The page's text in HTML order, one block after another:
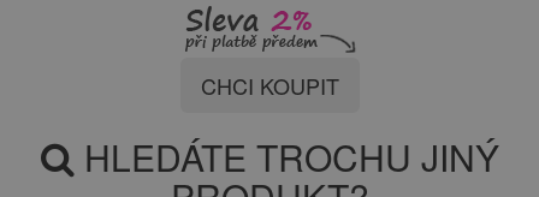
CHCI KOUPIT
HLEDÁTE TROCHU JINÝ